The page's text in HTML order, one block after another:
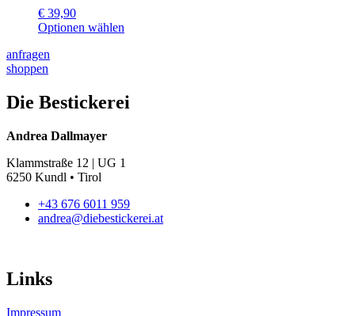
werden
auf.
Die
können
auf
Produktseite
werden
€ 39,90
Optionen wählen
Produkt
weist
Varianten
auf.
Optionen
auf
der
Produktseite
gewählt
werden
anfragen
shoppen
Die Bestickerei
Andrea Dallmayer
Klammstraße 12 | UG 1
6250 Kundl • Tirol
+43 676 6011 959
andrea@diebestickerei.at
Links
Impressum